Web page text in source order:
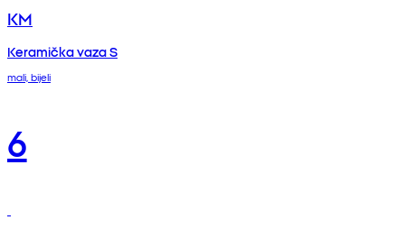
KM
Keramička vaza S
mali, bijeli
6